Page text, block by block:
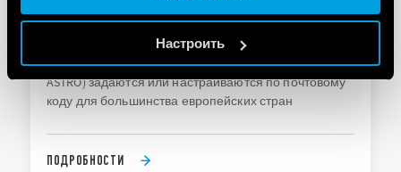
Настроить
Функции: Astro ON, Astro OFF Включение/
выключение Импульсный выход: 1 с... 59 мин
Географические координаты (для функции
ASTRO) задаются или настраиваются по почтовому
коду для большинства европейских стран
ПОДРОБНОСТИ